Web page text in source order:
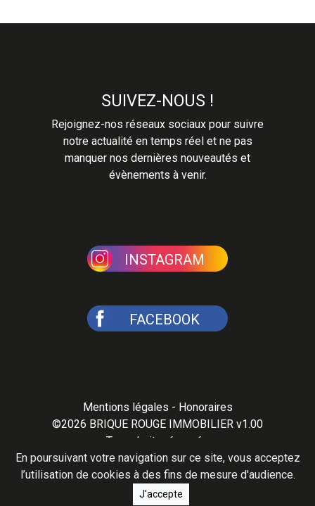
En poursuivant votre navigation sur ce site, vous acceptez
l’utilisation de cookies à des fins de mesure d'audience.
J'accepte
SUIVEZ-NOUS !
Rejoignez-nos réseaux sociaux pour suivre
notre actualité en temps réel et ne pas
manquer nos dernières nouveautés et
évènements à venir.
INSTAGRAM
FACEBOOK
Mentions légales - Honoraires
©2026 BRIQUE ROUGE IMMOBILIER v1.00
Tous droits réservés